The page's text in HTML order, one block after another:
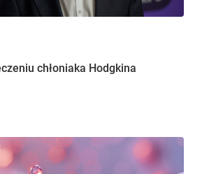
chłoniaka Hodgkina